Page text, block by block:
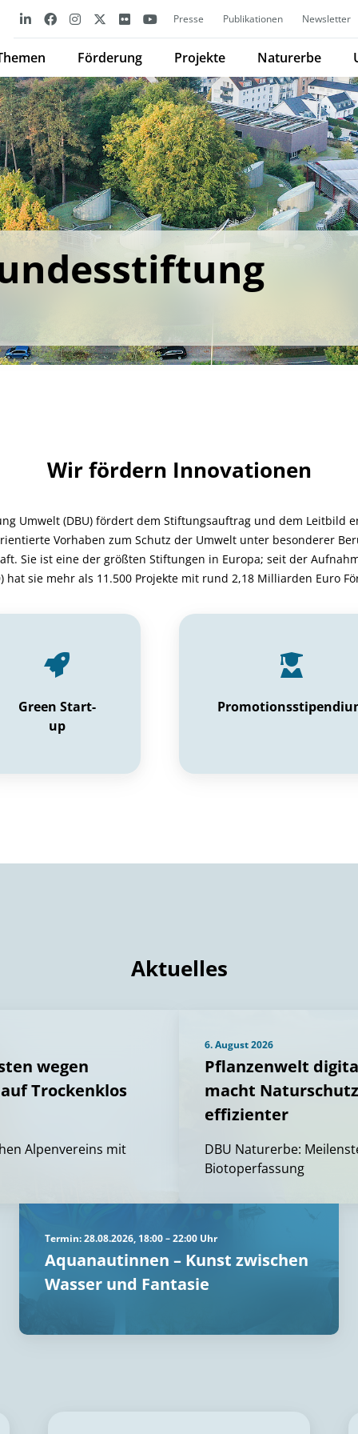
Presse Publikationen Newsletter
Förderung Projekte Naturerbe
Wir fördern Innovationen
Umwelt (DBU) fördert dem Stiftungsauftrag und dem Leitbild
Vorhaben zum Schutz der Umwelt unter besonderer
Sie ist eine der größten Stiftungen in Europa; seit der
hat sie mehr als 11.500 Projekte mit rund 2,18 Milliarden Euro
Green Start-
up
Aktuelles
wegen
Trockenklos
Alpenvereins mit
6. August 2026
Pflanzenwelt
macht
effizienter
DBU Naturerbe:
Biotoperfassung
Termin: 28.08.2026, 18:00 – 22:00 Uhr
Aquanautinnen – Kunst zwischen
Wasser und Fantasie